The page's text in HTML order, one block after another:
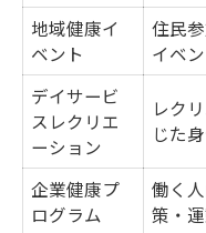
🌸ご高齢者
いぜなひさ
毎日続ける
仕事や家庭と両
両立に役立
忙しい日常
地域健康イ
ベント
住民
イベ
デイサービ
スレクリエ
ーション
レク
じた
企業健康プ
ログラム
働く
策・